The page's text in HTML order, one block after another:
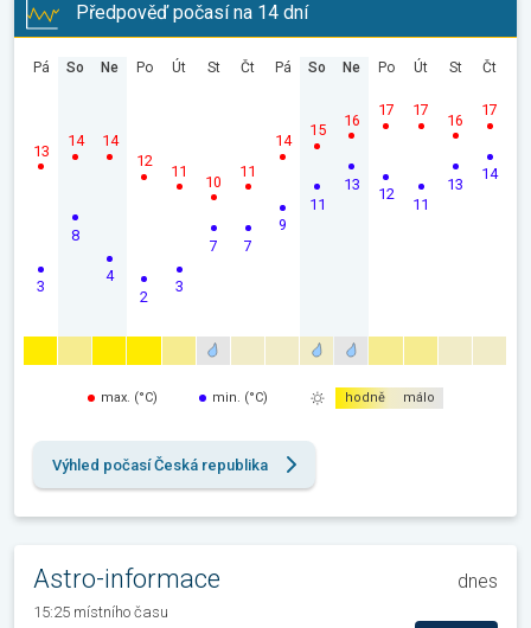
Předpověď počasí na 14 dní
Pá
3
13
So
8
14
Ne
4
14
Po
2
12
Út
3
11
St
7
10
Čt
7
11
Pá
9
14
So
11
15
Ne
13
16
Po
12
17
Út
11
17
St
13
16
Čt
14
17
max. (°C) min. (°C) hodně málo
Výhled počasí Česká republika
Astro-informace dnes
15:25 místního času